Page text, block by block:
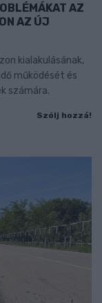
AZ
AZ ÚJ
kialakulásának,
működését és
számára.
Szólj hozzá!